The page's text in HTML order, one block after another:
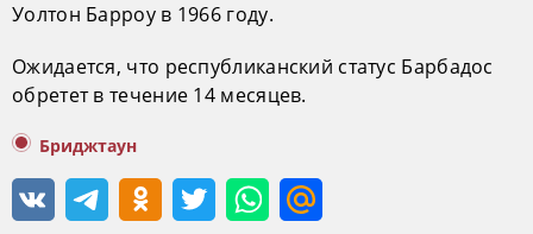
Уолтон Барроу в 1966 году.
Ожидается, что республиканский статус Барбадос
обретет в течение 14 месяцев.
Бриджтаун